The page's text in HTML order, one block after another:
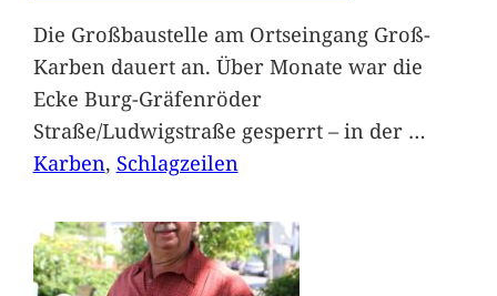
Die Großbaustelle am Ortseingang Groß-
Karben dauert an. Über Monate war die
Ecke Burg-Gräfenröder
Straße/Ludwigstraße gesperrt – in der …
Karben, Schlagzeilen